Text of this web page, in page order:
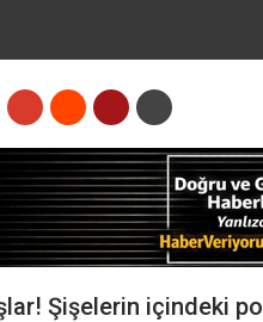
Şişelerin içindeki